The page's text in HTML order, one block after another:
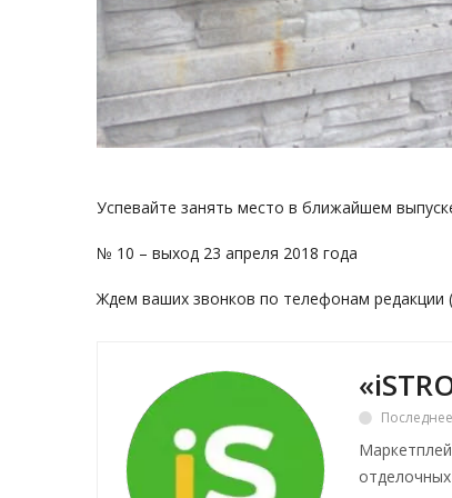
Успевайте занять место в ближайшем
№ 10 – выход 23 апреля 2018 года
Ждем ваших звонков по телефонам редакции